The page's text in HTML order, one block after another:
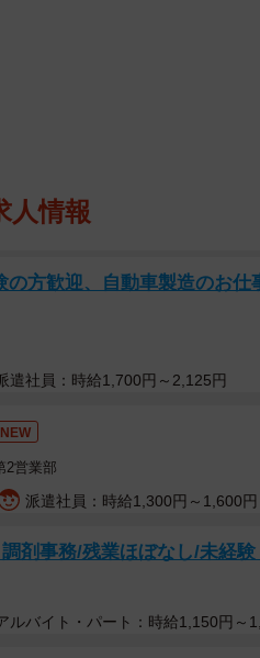
を割ることのできる「全自動割り箸
人情報
の方歓迎、自動車製造のお
遣社員：時給1,700円～2,125円
NEW
2営業部
派遣社員：時給1,300円～1,600円
剤事務/残業ほぼなし/未経
ルバイト・パート：時給1,150円～